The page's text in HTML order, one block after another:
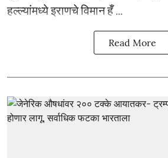
हल्ल्यांमध्ये इराणचे विमान हँ ...
Read More